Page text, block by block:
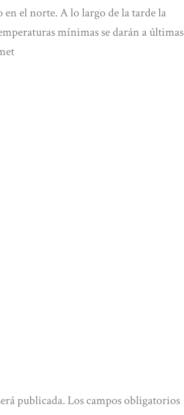
el norte. A lo largo de la tarde la
mínimas se darán a últimas
publicada. Los campos obligatorios